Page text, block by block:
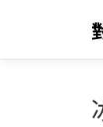
要